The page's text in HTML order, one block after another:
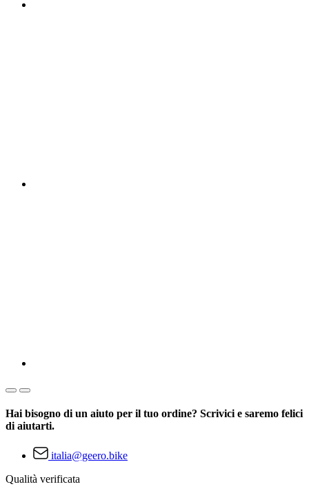
Hai bisogno di un aiuto per il tuo ordine? Scrivici e saremo felici
di aiutarti.
italia@geero.bike
Qualità verificata